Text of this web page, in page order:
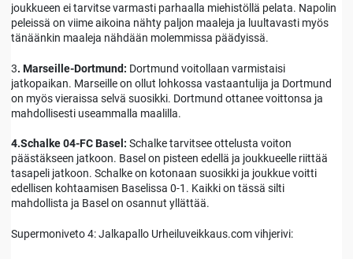
joukkueen ei tarvitse varmasti parhaalla miehistöllä pelata. Napolin
peleissä on viime aikoina nähty paljon maaleja ja luultavasti myös
tänäänkin maaleja nähdään molemmissa päädyissä.
3. Marseille-Dortmund: Dortmund voitollaan varmistaisi
jatkopaikan. Marseille on ollut lohkossa vastaantulija ja Dortmund
on myös vieraissa selvä suosikki. Dortmund ottanee voittonsa ja
mahdollisesti useammalla maalilla.
4.Schalke 04-FC Basel: Schalke tarvitsee ottelusta voiton
päästäkseen jatkoon. Basel on pisteen edellä ja joukkueelle riittää
tasapeli jatkoon. Schalke on kotonaan suosikki ja joukkue voitti
edellisen kohtaamisen Baselissa 0-1. Kaikki on tässä silti
mahdollista ja Basel on osannut yllättää.
Supermoniveto 4: Jalkapallo Urheiluveikkaus.com vihjerivi: